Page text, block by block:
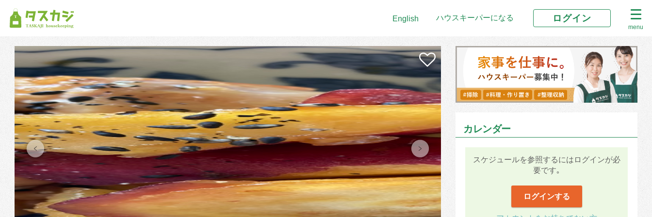
English ハウスキーパーになる ログイン
menu
カレンダー
スケジュールを参照するにはログインが必
要です｡
ログインする